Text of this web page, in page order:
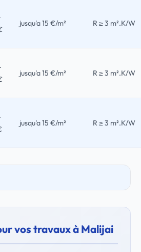
jusqu'a 15 €/m² R ≥ 3 m².K/W
jusqu'a 15 €/m² R ≥ 3 m².K/W
jusqu'a 15 €/m² R ≥ 3 m².K/W
vos travaux à Malijai